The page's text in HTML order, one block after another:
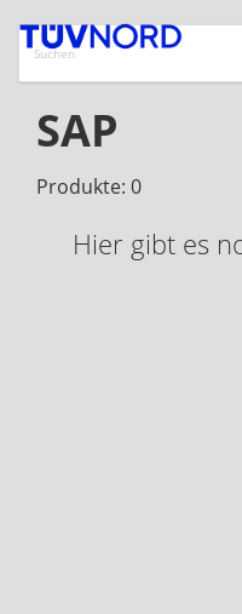
SAP
Produkte: 0
Hier gibt es